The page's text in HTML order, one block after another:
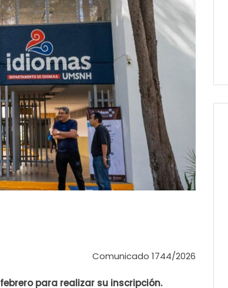
Comunicado 1744/2026
para realizar su inscripción.